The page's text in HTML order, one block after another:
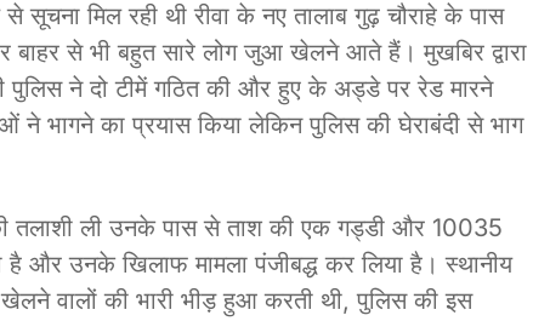
सूचना मिल रही थी रीवा के नए तालाब गुढ़ चौराहे के पास
से भी बहुत सारे लोग जुआ खेलने आते हैं। मुखबिर द्वारा
पुलिस ने दो टीमें गठित की और हुए के अड्डे पर रेड मारने
भागने का प्रयास किया लेकिन पुलिस की घेराबंदी से भाग
तलाशी ली उनके पास से ताश की एक गड्डी और 10035
और उनके खिलाफ मामला पंजीबद्ध कर लिया है। स्थानीय
वालों की भारी भीड़ हुआ करती थी, पुलिस की इस